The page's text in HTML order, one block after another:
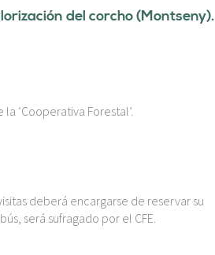
del corcho (Montseny).
‘Cooperativa Forestal’.
deberá encargarse de reservar su
será sufragado por el CFE.